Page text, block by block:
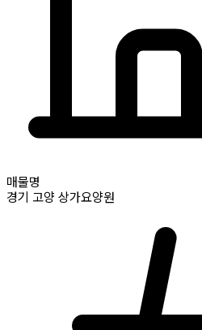
매물명
경기 고양 상가요양원